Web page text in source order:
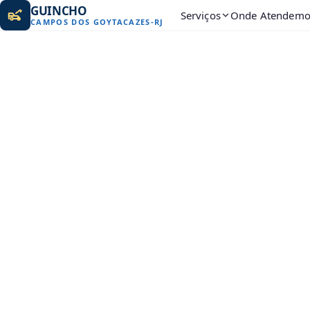
GUINCHO
CAMPOS DOS GOYTACAZES-RJ Serviços Onde